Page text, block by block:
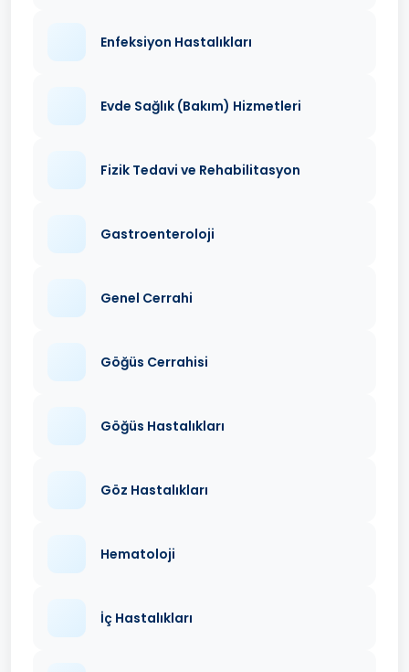
Enfeksiyon Hastalıkları
Evde Sağlık (Bakım) Hizmetleri
Fizik Tedavi ve Rehabilitasyon
Gastroenteroloji
Genel Cerrahi
Göğüs Cerrahisi
Göğüs Hastalıkları
Göz Hastalıkları
Hematoloji
İç Hastalıkları